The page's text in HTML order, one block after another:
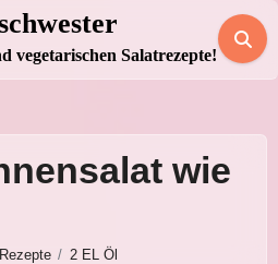
vegetarischen Salatrezepte!
wie
Rezepte 2 EL Öl